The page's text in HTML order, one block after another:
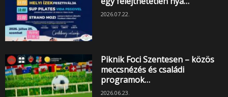
2026.07.22.
Piknik Foci Szentesen – közös
meccsnézés és családi
programok…
2026.06.23.